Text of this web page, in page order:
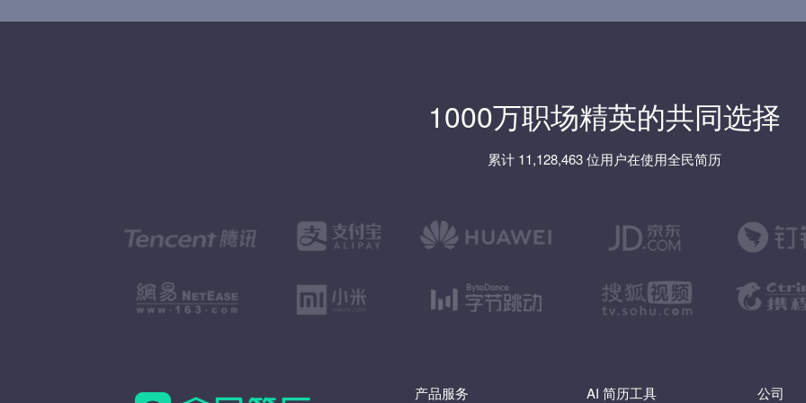
1000万职场精英的共同选择
累计 11,128,463 位用户在使用全民简历
产品服务 AI 简历工具 公司